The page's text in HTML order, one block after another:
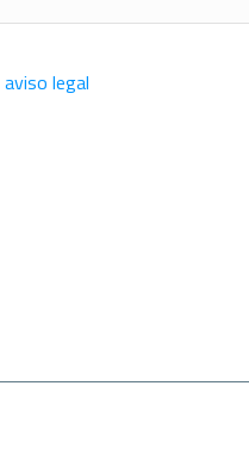
aviso legal